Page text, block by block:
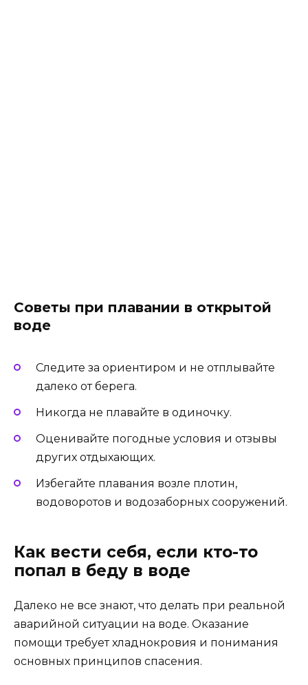
Советы при плавании в открытой
воде
Следите за ориентиром и не отплывайте
далеко от берега.
Никогда не плавайте в одиночку.
Оценивайте погодные условия и отзывы
других отдыхающих.
Избегайте плавания возле плотин,
водоворотов и водозаборных сооружений.
Как вести себя, если кто-то
попал в беду в воде
Далеко не все знают, что делать при реальной
аварийной ситуации на воде. Оказание
помощи требует хладнокровия и понимания
основных принципов спасения.